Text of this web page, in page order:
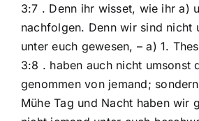
3:7 . Denn ihr wisset, wie ihr a)
nachfolgen. Denn wir sind nicht
unter euch gewesen, – a) 1.
3:8 . haben auch nicht umsonst
genommen von jemand;
Mühe Tag und Nacht haben wir